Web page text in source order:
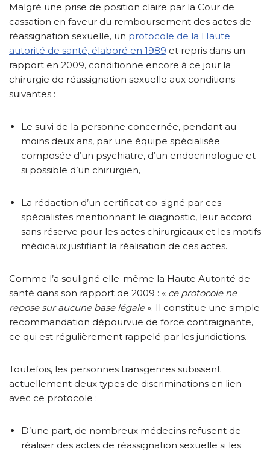
Malgré une prise de position claire par la Cour de
cassation en faveur du remboursement des actes de
réassignation sexuelle, un protocole de la Haute
autorité de santé, élaboré en 1989 et repris dans un
rapport en 2009, conditionne encore à ce jour la
chirurgie de réassignation sexuelle aux conditions
suivantes :
Le suivi de la personne concernée, pendant au
moins deux ans, par une équipe spécialisée
composée d’un psychiatre, d’un endocrinologue et
si possible d’un chirurgien,
La rédaction d’un certificat co-signé par ces
spécialistes mentionnant le diagnostic, leur accord
sans réserve pour les actes chirurgicaux et les motifs
médicaux justifiant la réalisation de ces actes.
Comme l’a souligné elle-même la Haute Autorité de
santé dans son rapport de 2009 : « ce protocole ne
repose sur aucune base légale». Il constitue une simple
recommandation dépourvue de force contraignante,
ce qui est régulièrement rappelé par les juridictions.
Toutefois, les personnes transgenres subissent
actuellement deux types de discriminations en lien
avec ce protocole :
D’une part, de nombreux médecins refusent de
réaliser des actes de réassignation sexuelle si les